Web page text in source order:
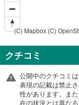
(C) Mapbox (C)
クチコミ
公開中のクチコミ
表現の記載は禁止
性があります。ま
在の状況とは異な